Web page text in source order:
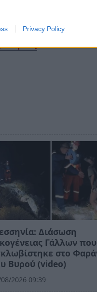
Privacy Policy
ειδήσεις
Διάσωση
Γάλλων που
στο
Βυρού (video)
2026 09:39